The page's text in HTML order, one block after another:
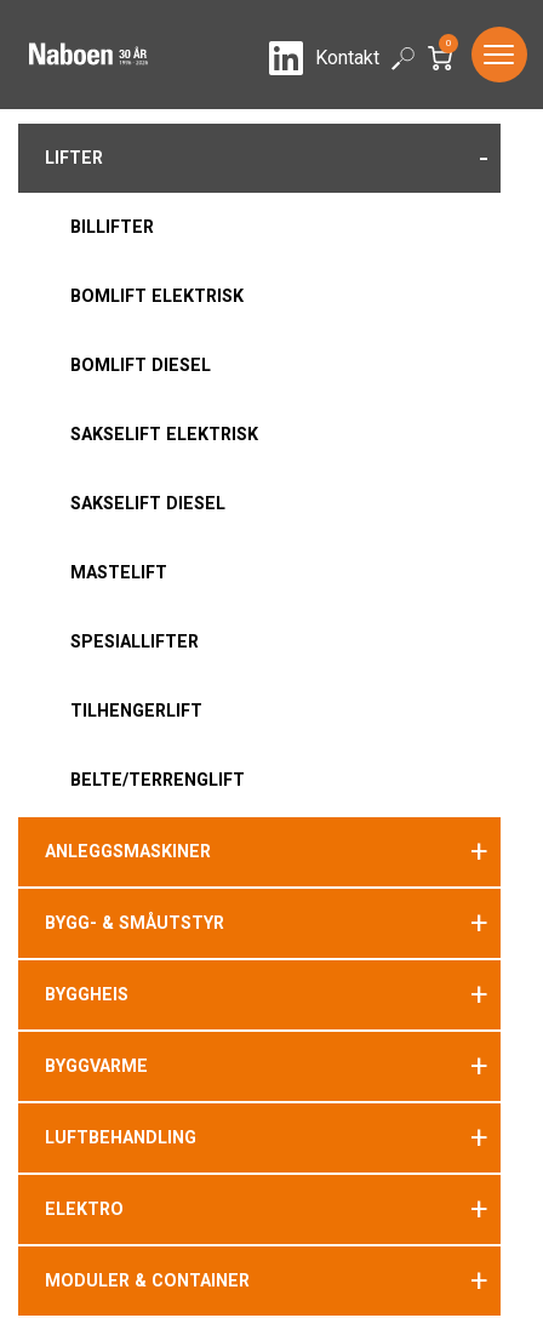
LinkedIn
Kontakt Search
0
LIFTER -
BILLIFTER
BOMLIFT ELEKTRISK
BOMLIFT DIESEL
SAKSELIFT ELEKTRISK
SAKSELIFT DIESEL
MASTELIFT
SPESIALLIFTER
TILHENGERLIFT
BELTE/TERRENGLIFT
ANLEGGSMASKINER +
BYGG- & SMÅUTSTYR +
BYGGHEIS +
BYGGVARME +
LUFTBEHANDLING +
ELEKTRO +
MODULER & CONTAINER +